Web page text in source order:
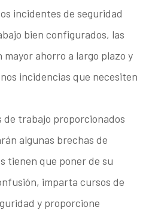
incidentes de seguridad
bien configurados, las
ahorro a largo plazo y
incidencias que necesiten
de trabajo proporcionados
algunas brechas de
tienen que poner de su
imparta cursos de
y proporcione